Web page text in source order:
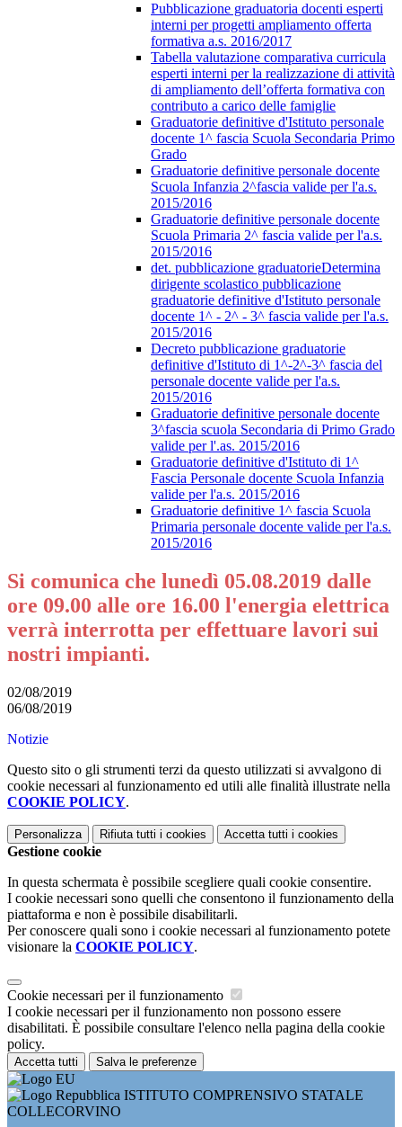
Pubblicazione graduatoria docenti esperti
interni per progetti ampliamento offerta
formativa a.s. 2016/2017
Tabella valutazione comparativa curricula
esperti interni per la realizzazione di attività
di ampliamento dell’offerta formativa con
contributo a carico delle famiglie
Graduatorie definitive d'Istituto personale
docente 1^ fascia Scuola Secondaria Primo
Grado
Graduatorie definitive personale docente
Scuola Infanzia 2^fascia valide per l'a.s.
2015/2016
Graduatorie definitive personale docente
Scuola Primaria 2^ fascia valide per l'a.s.
2015/2016
det. pubblicazione graduatorieDetermina
dirigente scolastico pubblicazione
graduatorie definitive d'Istituto personale
docente 1^ - 2^ - 3^ fascia valide per l'a.s.
2015/2016
Decreto pubblicazione graduatorie
definitive d'Istituto di 1^-2^-3^ fascia del
personale docente valide per l'a.s.
2015/2016
Graduatorie definitive personale docente
3^fascia scuola Secondaria di Primo Grado
valide per l'.as. 2015/2016
Graduatorie definitive d'Istituto di 1^
Fascia Personale docente Scuola Infanzia
valide per l'a.s. 2015/2016
Graduatorie definitive 1^ fascia Scuola
Primaria personale docente valide per l'a.s.
2015/2016
Si comunica che lunedì 05.08.2019 dalle
ore 09.00 alle ore 16.00 l'energia elettrica
verrà interrotta per effettuare lavori sui
nostri impianti.
02/08/2019
06/08/2019
Notizie
Questo sito o gli strumenti terzi da questo utilizzati si avvalgono di
cookie necessari al funzionamento ed utili alle finalità illustrate nella
COOKIE POLICY.
Personalizza Rifiuta tutti i cookies Accetta tutti i cookies
Gestione cookie
In questa schermata è possibile scegliere quali cookie consentire.
I cookie necessari sono quelli che consentono il funzionamento della
piattaforma e non è possibile disabilitarli.
Per conoscere quali sono i cookie necessari al funzionamento potete
visionare la COOKIE POLICY.
Cookie necessari per il funzionamento
I cookie necessari per il funzionamento non possono essere
disabilitati. È possibile consultare l'elenco nella pagina della cookie
policy.
Accetta tutti Salva le preferenze
ISTITUTO COMPRENSIVO STATALE
COLLECORVINO